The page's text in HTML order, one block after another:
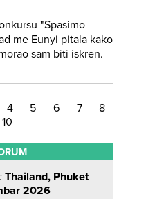
"Spasimo
me Eunyi pitala kako
sam biti iskren.
4 5 6 7
8
10
Thailand, Phuket
2026